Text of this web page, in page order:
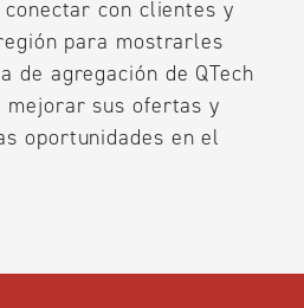
con clientes y
para mostrarles
de agregación de QTech
mejorar sus ofertas y
oportunidades en el